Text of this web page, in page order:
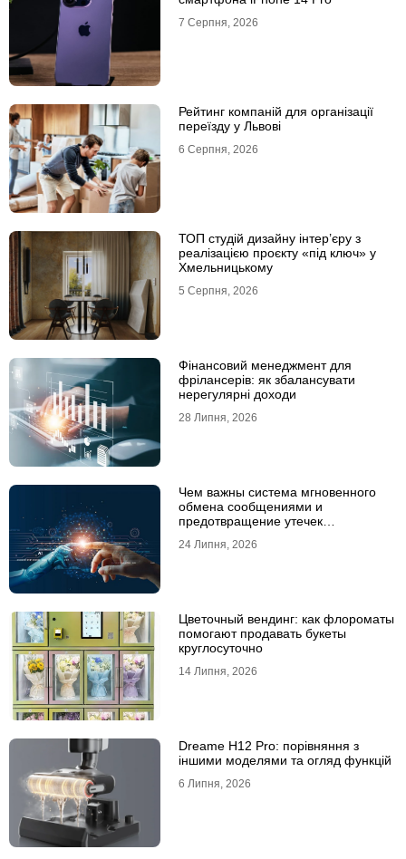
7 Серпня, 2026
Рейтинг компаній для організації
переїзду у Львові
6 Серпня, 2026
ТОП студій дизайну інтер’єру з
реалізацією проєкту «під ключ» у
Хмельницькому
5 Серпня, 2026
Фінансовий менеджмент для
фрілансерів: як збалансувати
нерегулярні доходи
28 Липня, 2026
Чем важны система мгновенного
обмена сообщениями и
предотвращение утечек
24 Липня, 2026
Цветочный вендинг: как флороматы
помогают продавать букеты
круглосуточно
14 Липня, 2026
Dreame H12 Pro: порівняння з
іншими моделями та огляд функцій
6 Липня, 2026